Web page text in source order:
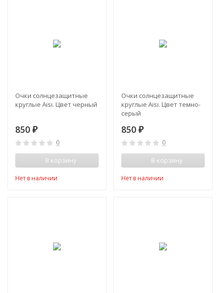
Очки солнцезащитные
круглые Aisi. Цвет черный
850 ₽
0
В корзину
Нет в наличии
Очки солнцезащитные
круглые Aisi. Цвет темно-
серый
850 ₽
0
В корзину
Нет в наличии